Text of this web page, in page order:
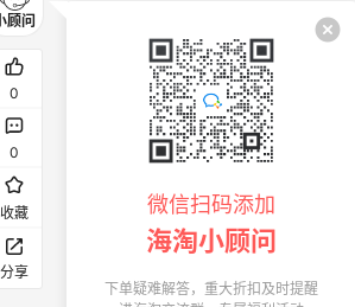
0
0
收藏
分享
微信扫码添加
海淘小顾问
下单疑难解答，重大折扣及时提醒